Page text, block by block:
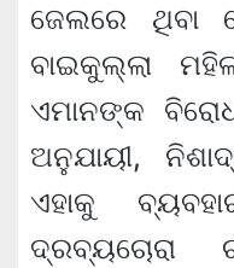
ଜେଲରେ ଥିବା
ବାଇକୁଲ୍ଲା
ଏମାନଙ୍କ
ଅନୁଯାୟୀ,
ଏହାକୁ
ଦ୍ରବ୍ୟଚୋରା